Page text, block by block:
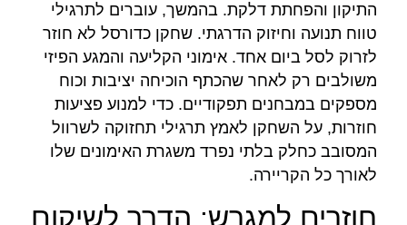
התיקון והפחתת דלקת. בהמשך, עוברים לתרגילי
טווח תנועה וחיזוק הדרגתי. שחקן כדורסל לא חוזר
לזרוק לסל ביום אחד. אימוני הקליעה והמגע הפיזי
משולבים רק לאחר שהכתף הוכיחה יציבות וכוח
מספקים במבחנים תפקודיים. כדי למנוע פציעות
חוזרות, על השחקן לאמץ תרגילי תחזוקה לשרוול
המסובב כחלק בלתי נפרד משגרת האימונים שלו
לאורך כל הקריירה.
חוזרים למגרש: הדרך לשיקום